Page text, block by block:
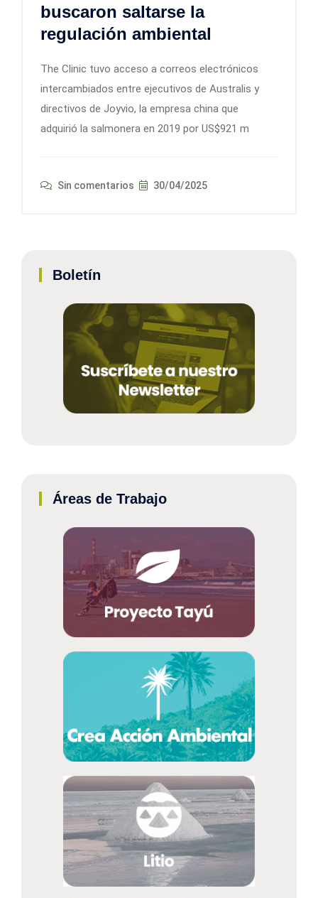
buscaron saltarse la
regulación ambiental
The Clinic tuvo acceso a correos electrónicos
intercambiados entre ejecutivos de Australis y
directivos de Joyvio, la empresa china que
adquirió la salmonera en 2019 por US$921 m
Sin comentarios 30/04/2025
Boletín
Áreas de Trabajo